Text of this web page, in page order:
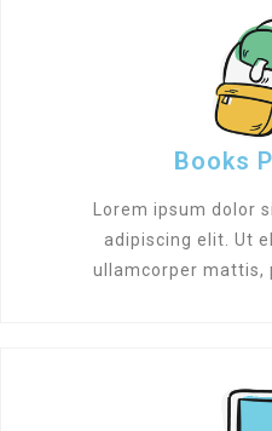
Books
Lorem ipsum dolor
adipiscing elit. Ut
ullamcorper mattis,